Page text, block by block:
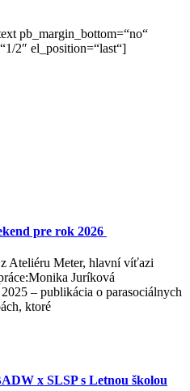
pb_margin_bottom=“no“
2″ el_position=“last“]
pre rok 2026
Ateliéru Meter, hlavní víťazi
Juríková
– publikácia o parasociálnych
ktoré
x SLSP s Letnou školou